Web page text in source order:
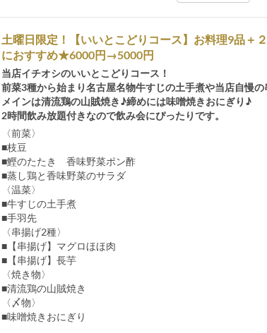
土曜日限定！【いいとこどりコース】お料理9品
におすすめ★6000円→5000円
当店イチオシのいいとこどりコース！
前菜3種から始まり名古屋名物牛すじの土手煮や当店自慢
メインは清流鶏の山賊焼き♪締めには味噌焼きおにぎり♪
2時間飲み放題付きなので飲み会にぴったりです。
〈前菜〉
■枝豆
■鰹のたたき 香味野菜ポン酢
■蒸し鶏と香味野菜のサラダ
〈温菜〉
■牛すじの土手煮
■手羽先
〈串揚げ2種〉
■【串揚げ】マグロほほ肉
■【串揚げ】長芋
〈焼き物〉
■清流鶏の山賊焼き
〈〆物〉
■味噌焼きおにぎり